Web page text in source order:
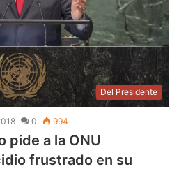
Del Presidente
0 994
pide a la ONU
frustrado en su